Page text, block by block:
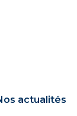
actualités